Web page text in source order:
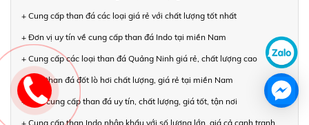
+ Cung cấp than đá các loại giá rẻ với chất lượng tốt nhất
+ Đơn vị uy tín về cung cấp than đá Indo tại miền Nam
+ Cung cấp các loại than đá Quảng Ninh giá rẻ, chất lượng cao
+ Bán than đá đốt lò hơi chất lượng, giá rẻ tại miền Nam
+ Nhà cung cấp than đá uy tín, chất lượng, giá tốt, tận nơi
+ Cung cấp than Indo nhập khẩu với số lượng lớn, giá cả cạnh tranh